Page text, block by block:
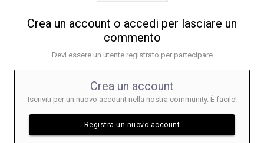
Crea un account o accedi per lasciare un
commento
Devi essere un utente registrato per partecipare
Crea un account
Iscriviti per un nuovo account nella nostra community. È facile!
Registra un nuovo account